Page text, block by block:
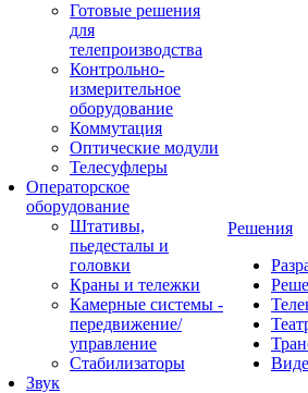
Готовые решения
для
телепроизводства
Контрольно-
измерительное
оборудование
Коммутация
Оптические модули
Телесуфлеры
Операторское
оборудование
Штативы,
пьедесталы и
головки
Краны и тележки
Камерные системы -
передвижение/
управление
Стабилизаторы
Звук
Решения